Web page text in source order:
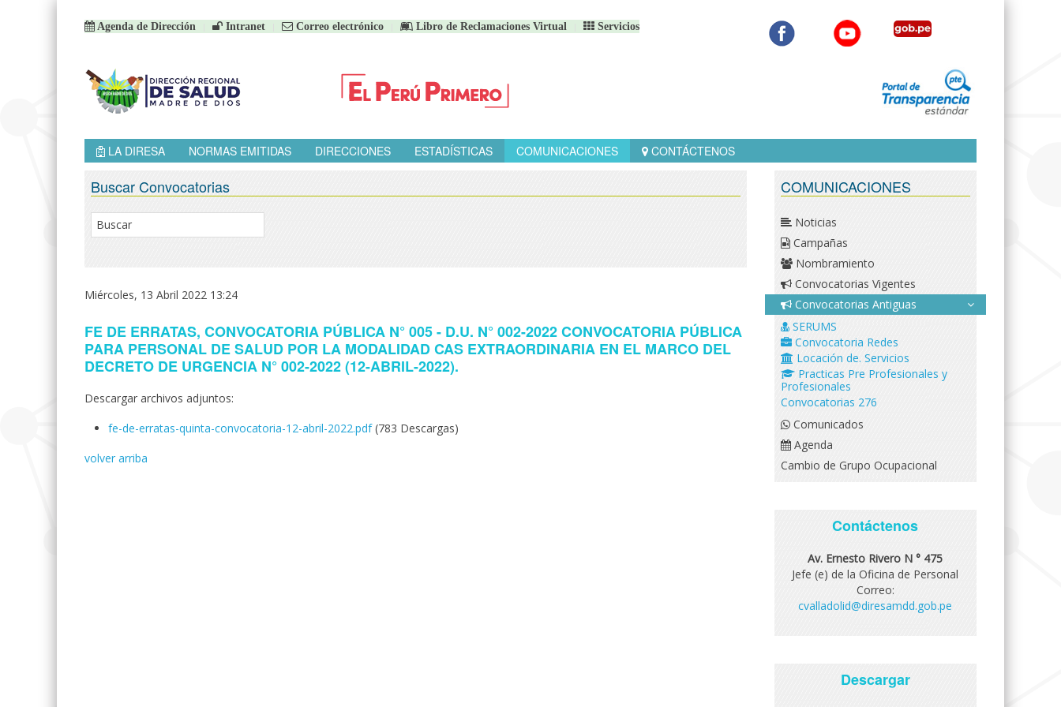
Agenda de Dirección Intranet Correo electrónico Libro de Reclamaciones Virtual Servicios
LA DIRESA NORMAS EMITIDAS DIRECCIONES ESTADÍSTICAS COMUNICACIONES CONTÁCTENOS
Buscar Convocatorias
Miércoles, 13 Abril 2022 13:24
FE DE ERRATAS, CONVOCATORIA PÚBLICA N° 005 - D.U. N° 002-2022 CONVOCATORIA PÚBLICA
PARA PERSONAL DE SALUD POR LA MODALIDAD CAS EXTRAORDINARIA EN EL MARCO DEL
DECRETO DE URGENCIA N° 002-2022 (12-ABRIL-2022).
Descargar archivos adjuntos:
fe-de-erratas-quinta-convocatoria-12-abril-2022.pdf (783 Descargas)
volver arriba
COMUNICACIONES
Noticias
Campañas
Nombramiento
Convocatorias Vigentes
Convocatorias Antiguas
SERUMS
Convocatoria Redes
Locación de. Servicios
Practicas Pre Profesionales y
Profesionales
Convocatorias 276
Comunicados
Agenda
Cambio de Grupo Ocupacional
Contáctenos
Av. Ernesto Rivero N ° 475
Jefe (e) de la Oficina de Personal
Correo:
cvalladolid@diresamdd.gob.pe
Descargar